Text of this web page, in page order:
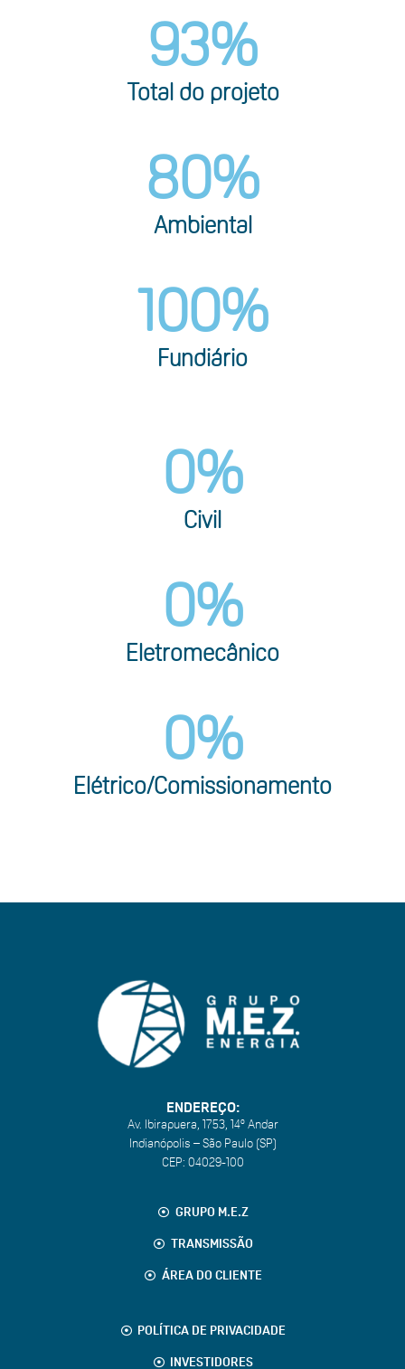
Total do projeto
93%
Ambiental
80%
Fundiário
100%
Civil
0%
Eletromecânico
0%
Elétrico/Comissionamento
0%
ENDEREÇO:
Av. Ibirapuera, 1753, 14º Andar
Indianópolis – São Paulo (SP)
CEP: 04029-100
GRUPO M.E.Z
TRANSMISSÃO
ÁREA DO CLIENTE
POLÍTICA DE PRIVACIDADE
INVESTIDORES